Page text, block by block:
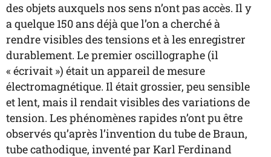
des objets auxquels nos sens n’ont pas accès. Il y
a quelque 150 ans déjà que l’on a cherché à
rendre visibles des tensions et à les enregistrer
durablement. Le premier oscillographe (il
« écrivait ») était un appareil de mesure
électromagnétique. Il était grossier, peu sensible
et lent, mais il rendait visibles des variations de
tension. Les phénomènes rapides n’ont pu être
observés qu’après l’invention du tube de Braun,
tube cathodique, inventé par Karl Ferdinand